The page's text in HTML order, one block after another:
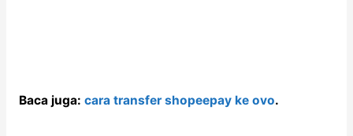
Baca juga: cara transfer shopeepay ke ovo.